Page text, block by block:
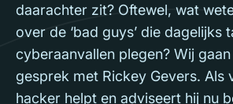
daarachter zit? Oftewel, wat
over de ‘bad guys’ die dagelijks
cyberaanvallen plegen? Wij
gesprek met Rickey Gevers. Als
hacker helpt en adviseert hij nu